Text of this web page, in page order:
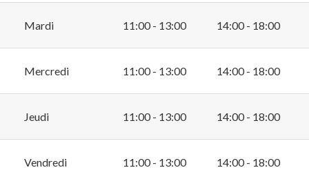
Mardi 11:00 - 13:00 14:00 - 18:00
Mercredi 11:00 - 13:00 14:00 - 18:00
Jeudi 11:00 - 13:00 14:00 - 18:00
Vendredi 11:00 - 13:00 14:00 - 18:00